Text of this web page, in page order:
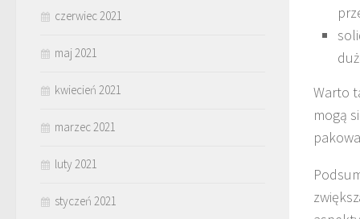
Warto
mogą
czerwiec 2021
maj 2021
kwiecień 2021
marzec 2021
luty 2021
styczeń 2021